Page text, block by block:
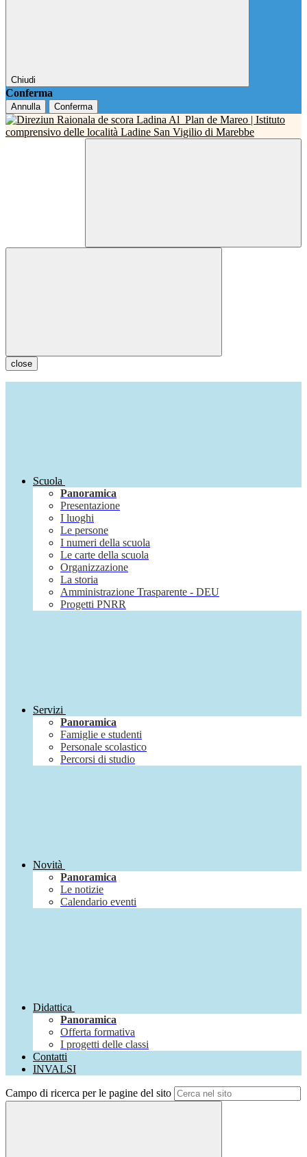
Chiudi
Conferma
Annulla Conferma
close
Scuola
Panoramica
Presentazione
I luoghi
Le persone
I numeri della scuola
Le carte della scuola
Organizzazione
La storia
Amministrazione Trasparente - DEU
Progetti PNRR
Servizi
Panoramica
Famiglie e studenti
Personale scolastico
Percorsi di studio
Novità
Panoramica
Le notizie
Calendario eventi
Didattica
Panoramica
Offerta formativa
I progetti delle classi
Contatti
INVALSI
Campo di ricerca per le pagine del sito